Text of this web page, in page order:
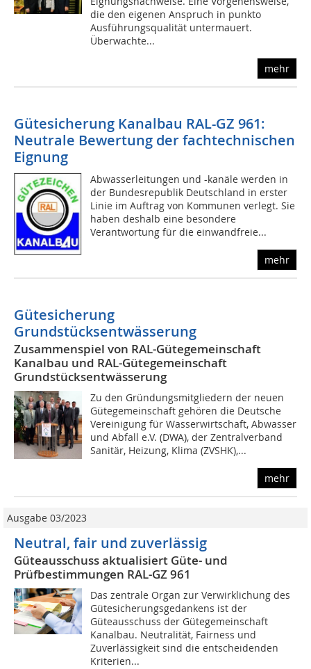
die den eigenen Anspruch in punkto
Ausführungsqualität untermauert.
Überwachte...
mehr
Gütesicherung Kanalbau RAL-GZ 961:
Neutrale Bewertung der fachtechnischen
Eignung
Abwasserleitungen und -kanäle werden in
der Bundesrepublik Deutschland in erster
Linie im Auftrag von Kommunen verlegt. Sie
haben deshalb eine besondere
Verantwortung für die einwandfreie...
mehr
Gütesicherung
Grundstücksentwässerung
Zusammenspiel von RAL-Gütegemeinschaft
Kanalbau und RAL-Gütegemeinschaft
Grundstücksentwässerung
Zu den Gründungsmitgliedern der neuen
Gütegemeinschaft gehören die Deutsche
Vereinigung für Wasserwirtschaft, Abwasser
und Abfall e.V. (DWA), der Zentralverband
Sanitär, Heizung, Klima (ZVSHK),...
mehr
Ausgabe 03/2023
Neutral, fair und zuverlässig
Güteausschuss aktualisiert Güte- und
Prüfbestimmungen RAL-GZ 961
Das zentrale Organ zur Verwirklichung des
Gütesicherungsgedankens ist der
Güteausschuss der Gütegemeinschaft
Kanalbau. Neutralität, Fairness und
Zuverlässigkeit sind die entscheidenden
Kriterien...